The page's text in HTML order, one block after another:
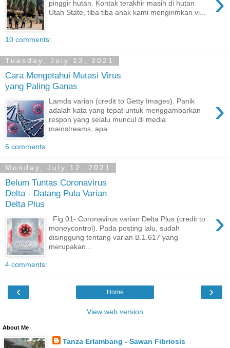
pinggir hutan. Kontak terakhir masih di hutan
Utah State, tiba tiba anak kami mengirimkan vi...
10 comments:
Tuesday, July 13, 2021
Cara Mengetahui Mutasi Virus
yang Paling Ganas
›
Lamda varian (credit to Getty Images). Panik
adalah kata yang tepat untuk menggambarkan
respon yang selalu muncul di media
mainstreams, apa...
6 comments:
Monday, July 12, 2021
Belum Tuntas Coronavirus
Delta - Datang Pula Varian
Delta Plus
›
Fig 01- Coronavirus varian Delta Plus (credit to
moneycontrol). Pada posting lalu, sudah
disinggung tentang varian B.1.617 yang
merupakan...
4 comments:
‹ ›
Home
View web version
About Me
Tanza Erlambang - Sawan Fibriosis